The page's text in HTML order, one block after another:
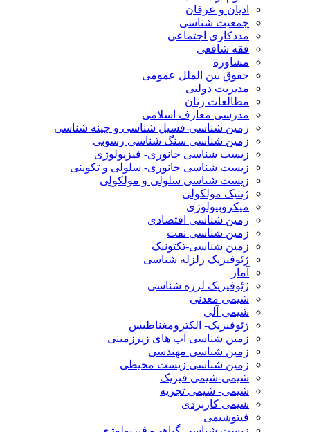
ادیان و عرفان
جمعیت شناسی
مددکاری اجتماعی
فقه شافعی
مشاوره
حقوق بین الملل عمومی
مدیریت دولتی
مطالعات زنان
مدرسی معارف اسلامی
زمین شناسی-فسیل شناسی و چینه شناسی
زمین شناسی سنگ شناسی رسوبی
زیست شناسی جانوری- فیزیولوژی
زیست شناسی جانوری- سلولی و تکوینی
زیست شناسی سلولی و مولکولی
ژنتیک مولکولی
میکروبیولوژی
زمین شناسی اقتصادی
زمین شناسی نفت
زمین شناسی-تکتونیک
ژئوفیزیک زلزله شناسی
آمار
ژئوفیزیک لرزه شناسی
شیمی معدنی
شیمی آلی
ژئوفیزیک- الکترومغناطیس
زمین شناسی آب های زیرزمینی
زمین شناسی مهندسی
زمین شناسی زیست محیطی
شیمی-شیمی فیزیک
شیمی- شیمی تجزیه
شیمی کاربردی
فیتوشیمی